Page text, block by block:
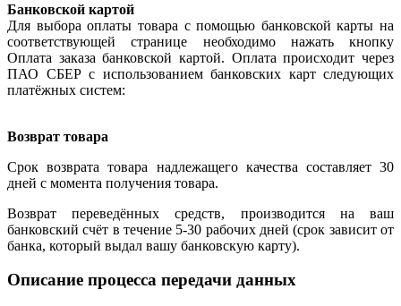
Банковской картой
Для выбора оплаты товара с помощью банковской карты на
соответствующей странице необходимо нажать кнопку
Оплата заказа банковской картой. Оплата происходит через
ПАО СБЕР с использованием банковских карт следующих
платёжных систем:
Возврат товара
Срок возврата товара надлежащего качества составляет 30
дней с момента получения товара.
Возврат переведённых средств, производится на ваш
банковский счёт в течение 5-30 рабочих дней (срок зависит от
банка, который выдал вашу банковскую карту).
Описание процесса передачи данных